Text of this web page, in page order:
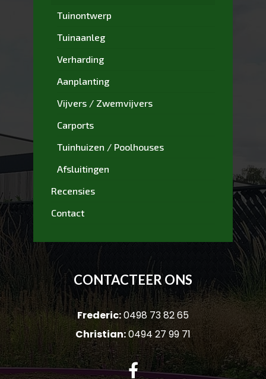
Tuinontwerp
Tuinaanleg
Verharding
Aanplanting
Vijvers / Zwemvijvers
Carports
Tuinhuizen / Poolhouses
Afsluitingen
Recensies
Contact
CONTACTEER ONS
Frederic:0498 73 82 65
Christian:0494 27 99 71
